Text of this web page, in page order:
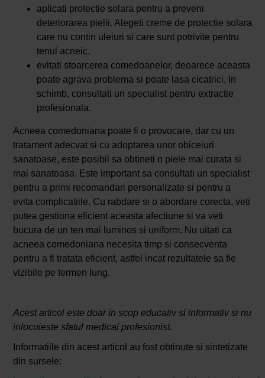
aplicati protectie solara pentru a preveni
deteriorarea pielii. Alegeti creme de protectie solara
care nu contin uleiuri si care sunt potrivite pentru
tenul acneic.
evitati stoarcerea comedoanelor, deoarece aceasta
poate agrava problema si poate lasa cicatrici. In
schimb, consultati un specialist pentru extractie
profesionala.
Acneea comedoniana poate fi o provocare, dar cu un
tratament adecvat si cu adoptarea unor obiceiuri
sanatoase, este posibil sa obtineti o piele mai curata si
mai sanatoasa. Este important sa consultati un specialist
pentru a primi recomandari personalizate si pentru a
evita complicatiile. Cu rabdare si o abordare corecta, veti
putea gestiona eficient aceasta afectiune si va veti
bucura de un ten mai luminos si uniform. Nu uitati ca
acneea comedoniana necesita timp si consecventa
pentru a fi tratata eficient, astfel incat rezultatele sa fie
vizibile pe termen lung.
Acest articol este doar in scop educativ si informativ si nu
inlocuieste sfatul medical profesionist.
Informatiile din acest articol au fost obtinute si sintetizate
din sursele: